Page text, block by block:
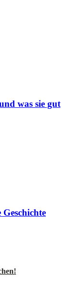
was sie gut